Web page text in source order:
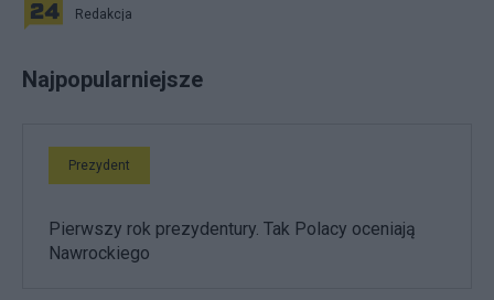
Redakcja
Najpopularniejsze
Prezydent
Pierwszy rok prezydentury. Tak Polacy oceniają
Nawrockiego